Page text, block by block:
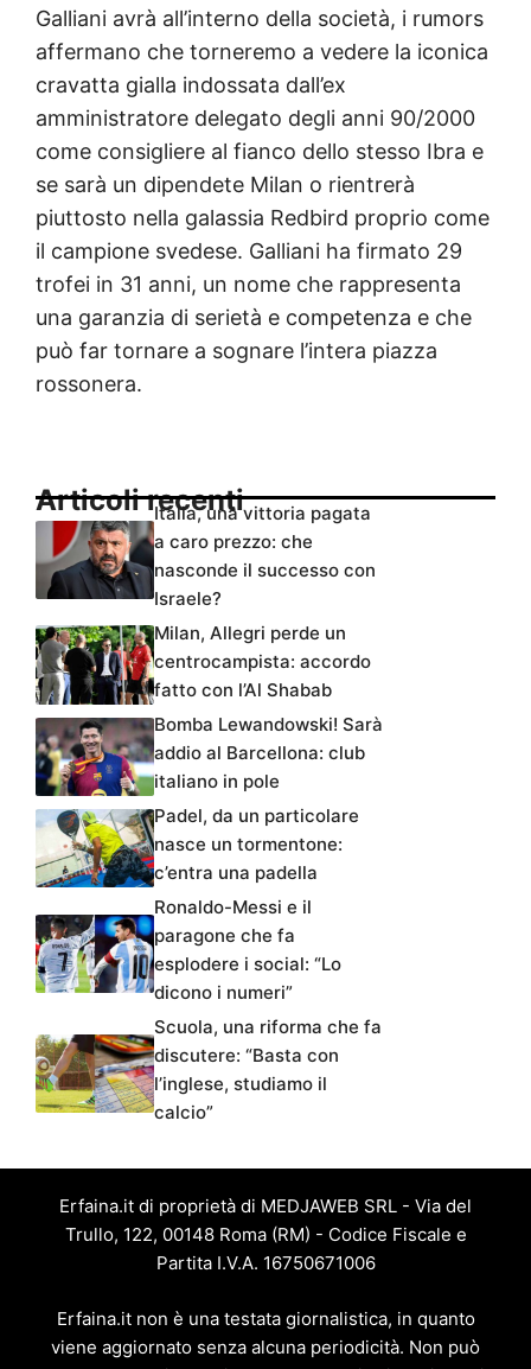
Galliani avrà all’interno della società, i rumors
affermano che torneremo a vedere la iconica
cravatta gialla indossata dall’ex
amministratore delegato degli anni 90/2000
come consigliere al fianco dello stesso Ibra e
se sarà un dipendete Milan o rientrerà
piuttosto nella galassia Redbird proprio come
il campione svedese. Galliani ha firmato 29
trofei in 31 anni, un nome che rappresenta
una garanzia di serietà e competenza e che
può far tornare a sognare l’intera piazza
rossonera.
Articoli recentiItalia, una vittoria pagata
a caro prezzo: che
nasconde il successo con
Israele?
Milan, Allegri perde un
centrocampista: accordo
fatto con l’Al Shabab
Bomba Lewandowski! Sarà
addio al Barcellona: club
italiano in pole
Padel, da un particolare
nasce un tormentone:
c’entra una padella
Ronaldo-Messi e il
paragone che fa
esplodere i social: “Lo
dicono i numeri”
Scuola, una riforma che fa
discutere: “Basta con
l’inglese, studiamo il
calcio”
Erfaina.it di proprietà di MEDJAWEB SRL - Via del
Trullo, 122, 00148 Roma (RM) - Codice Fiscale e
Partita I.V.A. 16750671006
Erfaina.it non è una testata giornalistica, in quanto
viene aggiornato senza alcuna periodicità. Non può